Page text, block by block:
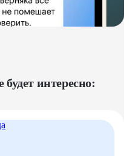
интересно: